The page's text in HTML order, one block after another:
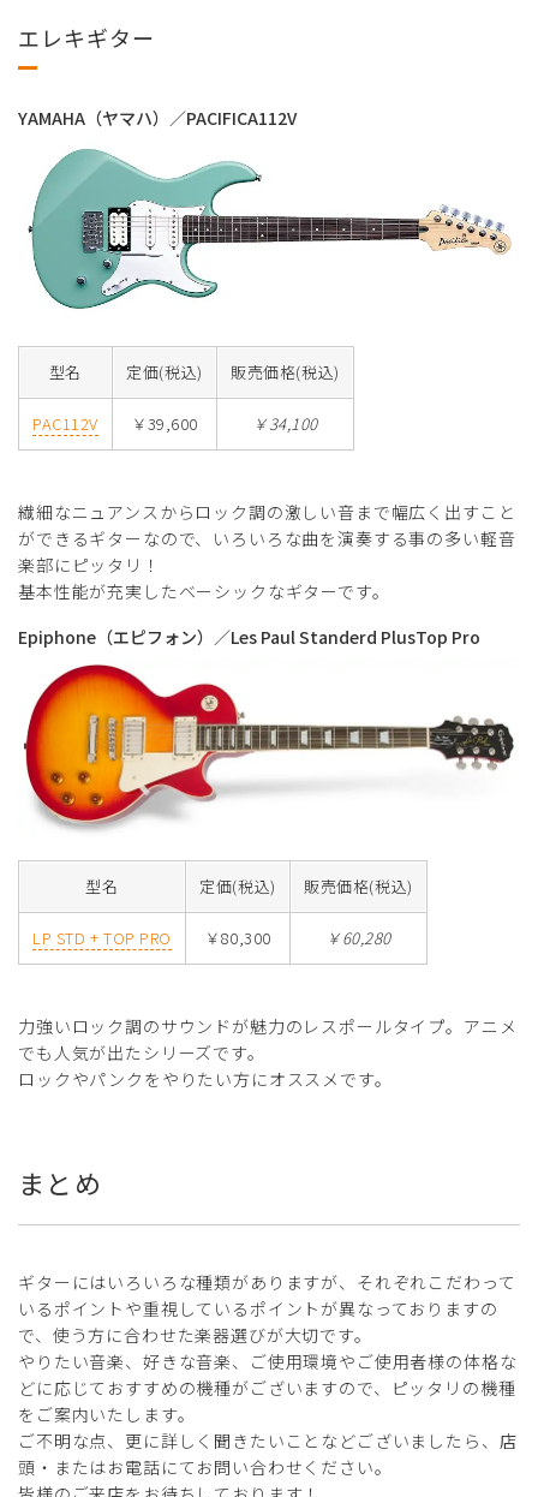
エレキギター
YAMAHA（ヤマハ）／PACIFICA112V
型名 定価(税込) 販売価格(税込)
PAC112V ￥39,600 ￥34,100
繊細なニュアンスからロック調の激しい音まで幅広く出すこと
ができるギターなので、いろいろな曲を演奏する事の多い軽音
楽部にピッタリ！
基本性能が充実したベーシックなギターです。
Epiphone（エピフォン）／Les Paul Standerd PlusTop Pro
型名 定価(税込) 販売価格(税込)
LP STD + TOP PRO ￥80,300 ￥60,280
力強いロック調のサウンドが魅力のレスポールタイプ。アニメ
でも人気が出たシリーズです。
ロックやパンクをやりたい方にオススメです。
まとめ
ギターにはいろいろな種類がありますが、それぞれこだわって
いるポイントや重視しているポイントが異なっておりますの
で、使う方に合わせた楽器選びが大切です。
やりたい音楽、好きな音楽、ご使用環境やご使用者様の体格な
どに応じておすすめの機種がございますので、ピッタリの機種
をご案内いたします。
ご不明な点、更に詳しく聞きたいことなどございましたら、店
頭・またはお電話にてお問い合わせください。